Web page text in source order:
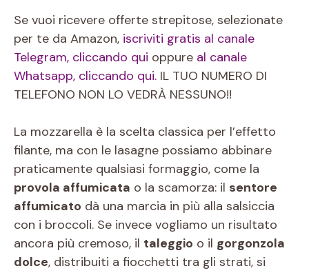
Se vuoi ricevere offerte strepitose, selezionate
per te da Amazon, iscriviti gratis al canale
Telegram, cliccando qui oppure al canale
Whatsapp, cliccando qui. IL TUO NUMERO DI
TELEFONO NON LO VEDRÀ NESSUNO!!
La mozzarella è la scelta classica per l’effetto
filante, ma con le lasagne possiamo abbinare
praticamente qualsiasi formaggio, come la
provola affumicata o la scamorza: il sentore
affumicato dà una marcia in più alla salsiccia
con i broccoli. Se invece vogliamo un risultato
ancora più cremoso, il taleggio o il gorgonzola
dolce, distribuiti a fiocchetti tra gli strati, si